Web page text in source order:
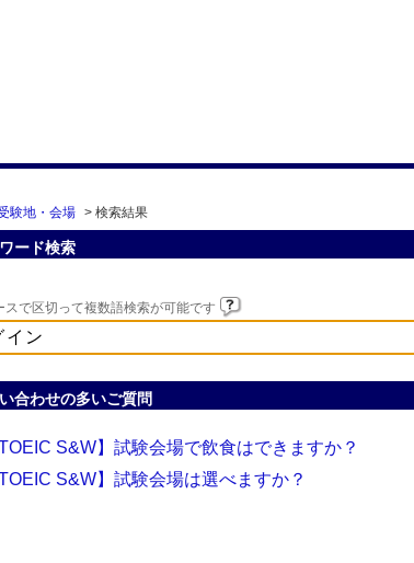
験地・会場 > 検索結果
ード検索
スで区切って複数語検索が可能です
合わせの多いご質問
TOEIC S&W】試験会場で飲食はできますか？
TOEIC S&W】試験会場は選べますか？